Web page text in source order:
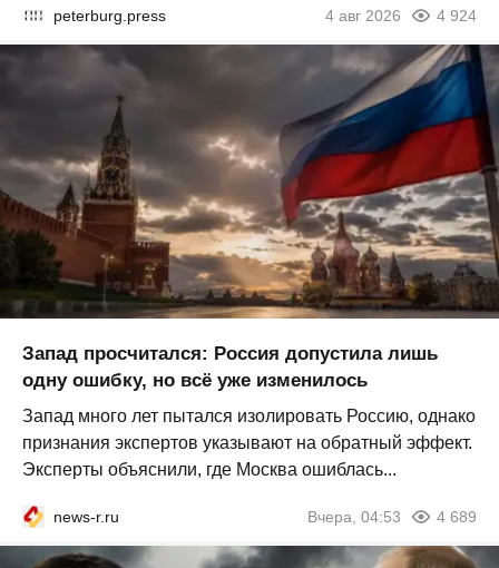
peterburg.press 4 авг 2026 4 924
Запад просчитался: Россия допустила лишь
одну ошибку, но всё уже изменилось
Запад много лет пытался изолировать Россию, однако
признания экспертов указывают на обратный эффект.
Эксперты объяснили, где Москва ошиблась...
news-r.ru Вчера, 04:53 4 689